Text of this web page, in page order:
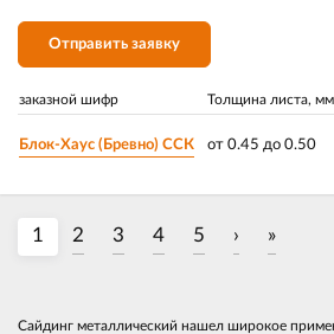
Отправить заявку
заказной шифр Толщина листа, мм
Блок-Хаус (Бревно) ССК от 0.45 до 0.50
1 2 3 4 5 › »
Сайдинг металлический нашел широкое